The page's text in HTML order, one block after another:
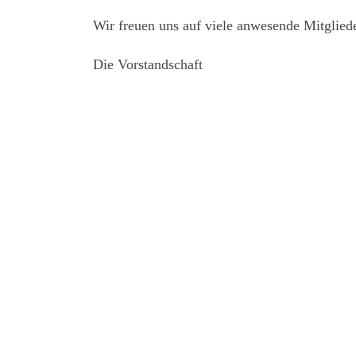
Wir freuen uns auf viele anwesende
Die Vorstandschaft